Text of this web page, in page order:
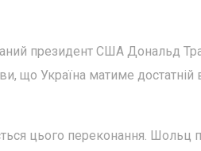
президент США Дональд
що Україна матиме достатній
цього переконання. Шольц